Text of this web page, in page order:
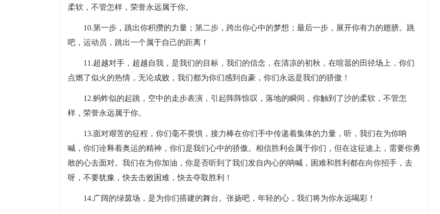
柔软，不管怎样，荣誉永远属于你。
10.第一步，跳出你积攒的力量；第二步，跨出你心中的梦想；最后一步，展开你有力的翅膀。跳
吧，运动员，跳出一个属于自己的距离！
11.超越对手，超越自我，是我们的目标，我们的信念，在清凉的初秋，在喧嚣的田径场上，你们
点燃了似火的热情，无论成败，我们都为你们感到自豪，你们永远是我们的骄傲！
12.蚂蚱似的起跳，空中的走步表演，引起阵阵惊叹，落地的瞬间，你触到了沙的柔软，不管怎
样，荣誉永远属于你。
13.面对艰苦的征程，你们毫不畏惧，接力棒在你们手中传递着集体的力量，听，我们在为你呐
喊，你们诠释着奥运的精神，你们是我们心中的骄傲。相信胜利会属于你们，但在这征途上，需要你勇
敢的心去面对。我们在为你加油，你是否听到了我们发自内心的呐喊，困难和胜利都在向你招手，去
呀，不要犹豫，快去击败困难，快去夺取胜利！
14.广阔的绿茵场，是为你们搭建的舞台。张扬吧，年轻的心，我们将为你永远喝彩！